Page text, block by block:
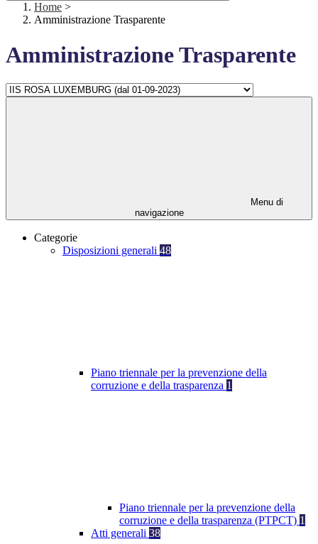
Home >
Amministrazione Trasparente
Amministrazione Trasparente
Menu di
navigazione
Categorie
Disposizioni generali 48
Piano triennale per la prevenzione della
corruzione e della trasparenza 1
Piano triennale per la prevenzione della
corruzione e della trasparenza (PTPCT) 1
Atti generali 38